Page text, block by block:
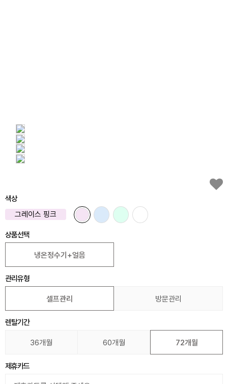
색상
그레이스 핑크
상품선택
냉온정수기+얼음
관리유형
셀프관리 방문관리
렌탈기간
36개월 60개월 72개월
제휴카드